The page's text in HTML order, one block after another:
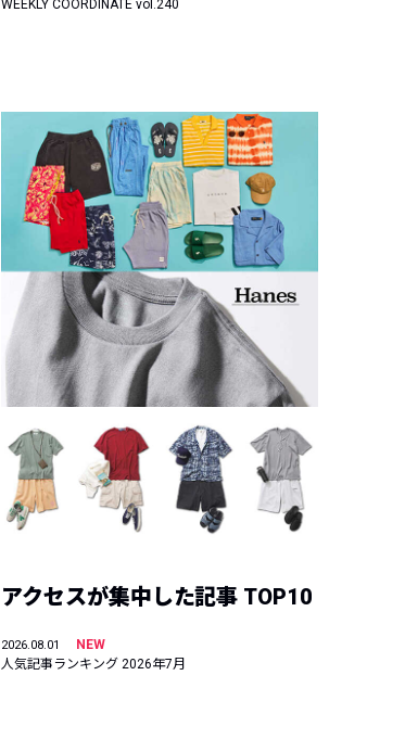
WEEKLY COORDINATE vol.240
アクセスが集中した記事 TOP10
2026.08.01
NEW
人気記事ランキング 2026年7月